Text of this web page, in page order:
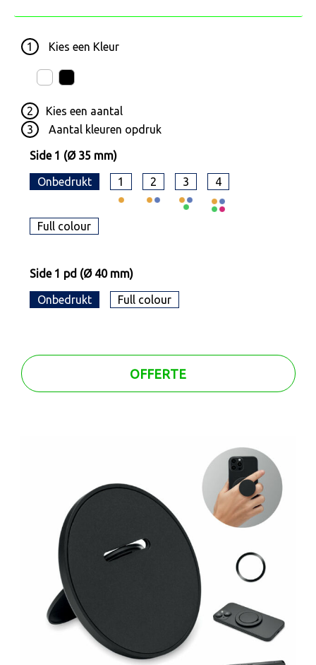
1 Kies een Kleur
2 Kies een aantal
3
Aantal kleuren opdruk
Side 1 (Ø 35 mm)
Onbedrukt 1 2 3 4
Full colour
Side 1 pd (Ø 40 mm)
Onbedrukt Full colour
OFFERTE